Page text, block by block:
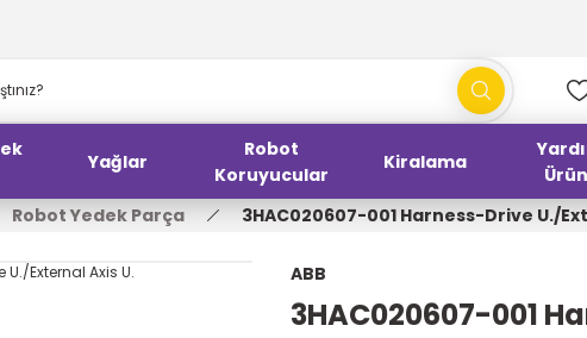
Yağlar
Robot
Koruyucular
Kiralama
Robot Yedek Parça 3HAC020607-001 Harness-Drive U./
ABB
3HAC020607-001